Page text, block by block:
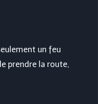
un feu
prendre la route,